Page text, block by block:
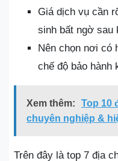
Giá dịch vụ cần
sinh bất ngờ sau
Nên chọn nơi có
chế độ bảo hành
Xem thêm:
Top 10
chuyên nghiệp &
Trên đây là top 7 địa